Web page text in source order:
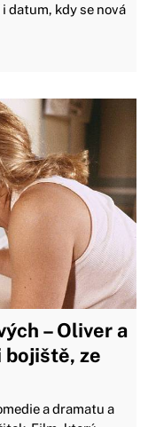
datum, kdy se nová
– Oliver a
bojiště, ze
a dramatu a